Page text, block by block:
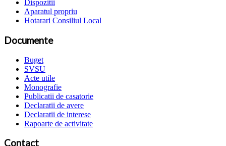
Dispozitii
Aparatul propriu
Hotarari Consiliul Local
Documente
Buget
SVSU
Acte utile
Monografie
Publicatii de casatorie
Declaratii de avere
Declaratii de interese
Rapoarte de activitate
Contact